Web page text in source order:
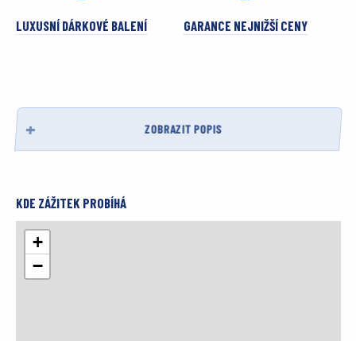
LUXUSNÍ DÁRKOVÉ BALENÍ GARANCE NEJNIŽŠÍ CENY
ZOBRAZIT POPIS
KDE ZÁŽITEK PROBÍHÁ
+
−